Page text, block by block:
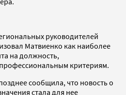
руководителей
Матвиенко как наиболее
на должность,
критериям.
сообщила, что новость о
стала для нее